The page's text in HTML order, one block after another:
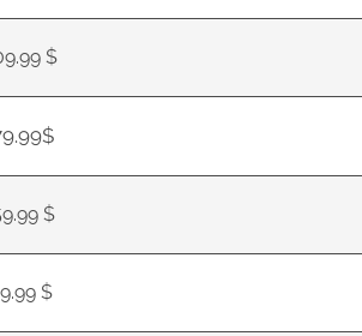
$
$
$